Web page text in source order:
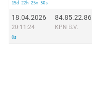
15d 22h 25m 50s
18.04.2026
20:11:24
0s
84.85.22.86
KPN B.V.